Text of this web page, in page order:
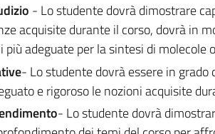
- Lo studente dovrà dimostrare
acquisite durante il corso, dovrà in
più adeguate per la sintesi di molecole
- Lo studente dovrà essere in
e rigoroso le nozioni acquisite
- Lo studente dovrà